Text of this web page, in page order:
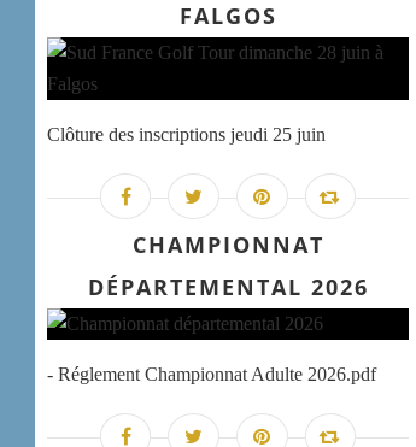
FALGOS
Clôture des inscriptions jeudi 25 juin
CHAMPIONNAT
DÉPARTEMENTAL 2026
- Réglement Championnat Adulte 2026.pdf